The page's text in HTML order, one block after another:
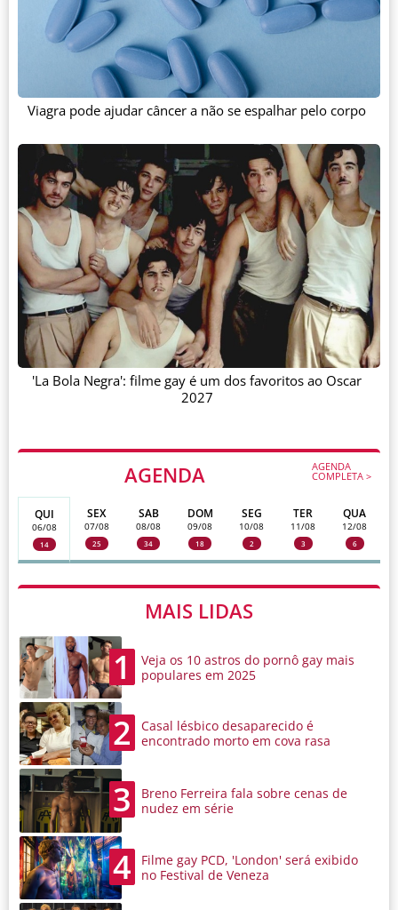
AGENDA AGENDA
COMPLETA >
QUI
06/08
14
SEX
07/08
25
SAB
08/08
34
DOM
09/08
18
SEG
10/08
2
TER
11/08
3
QUA
12/08
6
MAIS LIDAS
1
Veja os 10 astros do pornô gay mais
populares em 2025
2
Casal lésbico desaparecido é
encontrado morto em cova rasa
3
Breno Ferreira fala sobre cenas de
nudez em série
4
Filme gay PCD, 'London' será exibido
no Festival de Veneza
Viagra pode ajudar câncer a não se espalhar pelo corpo
'La Bola Negra': filme gay é um dos favoritos ao Oscar
2027